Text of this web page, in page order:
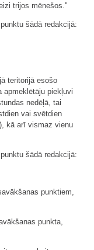
trijos mēnešos."
šādā redakcijā:
teritorijā esošo
apmeklētāju piekļuvi
nedēļā, tai
vai svētdien
kā arī vismaz vienu
šādā redakcijā:
punktiem,
punkta,